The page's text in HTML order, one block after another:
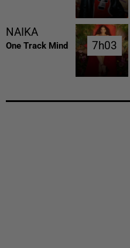
NAIKA
One Track Mind 7h03
7h03